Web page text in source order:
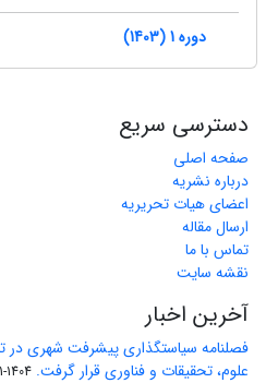
دوره 1 (1403)
دسترسی سریع
صفحه اصلی
درباره نشریه
اعضای هیات تحریریه
ارسال مقاله
تماس با ما
نقشه سایت
آخرین اخبار
علوم، تحقیقات و فناوری قرار گرفت. 1404-11-11